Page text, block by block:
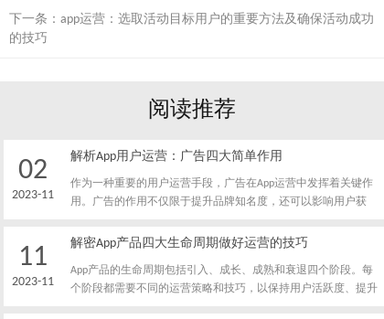
下一条： app运营：选取活动目标用户的重要方法及确保活动成功
的技巧
阅读推荐
02
2023-11
解析App用户运营：广告四大简单作用
作为一种重要的用户运营手段，广告在App运营中发挥着关键作
用。广告的作用不仅限于提升品牌知名度，还可以影响用户获
四大简单作用。
11
2023-11
解密App产品四大生命周期做好运营的技巧
App产品的生命周期包括引入、成长、成熟和衰退四个阶段。每
个阶段都需要不同的运营策略和技巧，以保持用户活跃度、提升